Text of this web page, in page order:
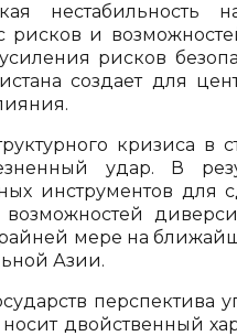
нестабильность
рисков и
рисков
создает для
кризиса в
удар. В
инструментов для
мере на
Азии.
перспектива
двойственный